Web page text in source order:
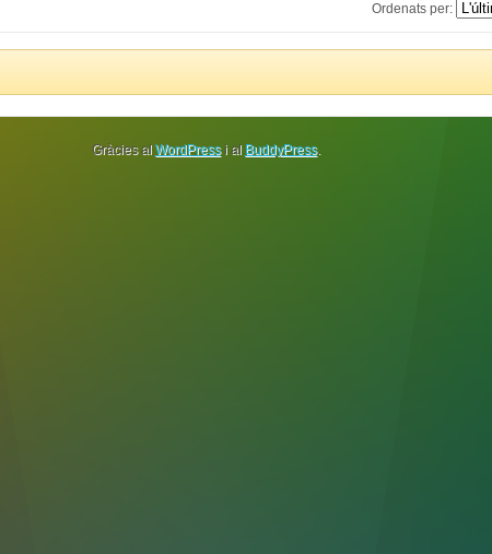
Ordenats per:
Gràcies al WordPressi al BuddyPress.